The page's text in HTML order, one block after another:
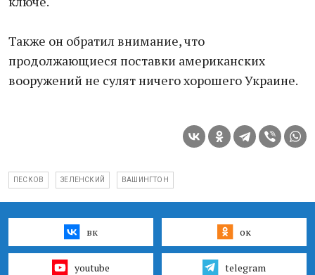
Также он обратил внимание, что
продолжающиеся поставки американских
вооружений не сулят ничего хорошего Украине.
ПЕСКОВ ЗЕЛЕНСКИЙ ВАШИНГТОН
вк ок
youtube telegram